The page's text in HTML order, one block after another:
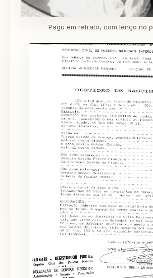
Pagu em retrato, com lenço no